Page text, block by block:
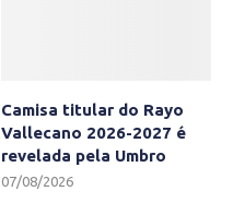
Camisa titular do Rayo
Vallecano 2026-2027 é
revelada pela Umbro
07/08/2026